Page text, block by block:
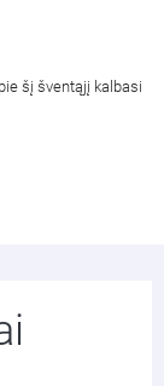
šį šventąjį kalbasi